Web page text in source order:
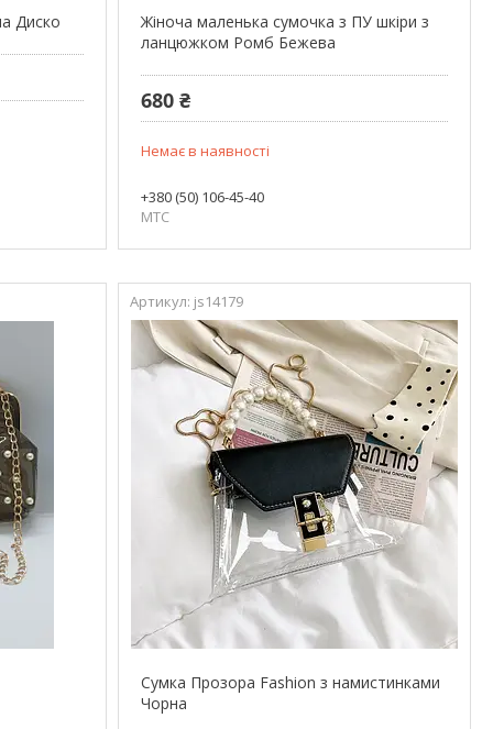
Диско
Жіноча маленька сумочка з ПУ шкіри з
ланцюжком Ромб Бежева
680 ₴
Немає в наявності
+380 (50) 106-45-40
МТС
js14179
Сумка Прозора Fashion з намистинками
Чорна